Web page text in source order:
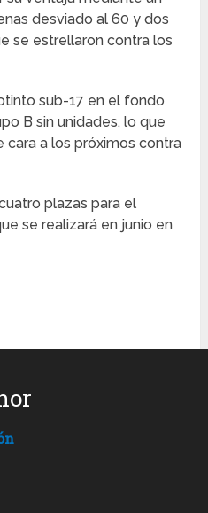
desviado al 60 y dos
se estrellaron contra los
sub-17 en el fondo
B sin unidades, lo que
cara a los próximos contra
plazas para el
se realizará en junio en